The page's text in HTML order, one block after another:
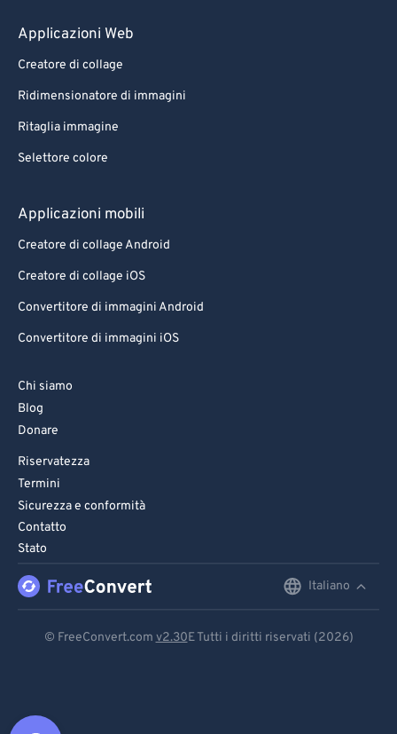
Applicazioni Web
Creatore di collage
Ridimensionatore di immagini
Ritaglia immagine
Selettore colore
Applicazioni mobili
Creatore di collage Android
Creatore di collage iOS
Convertitore di immagini Android
Convertitore di immagini iOS
Chi siamo
Blog
Donare
Riservatezza
Termini
Sicurezza e conformità
Contatto
Stato
Italiano
© FreeConvert.com v2.30E Tutti i diritti riservati (2026)